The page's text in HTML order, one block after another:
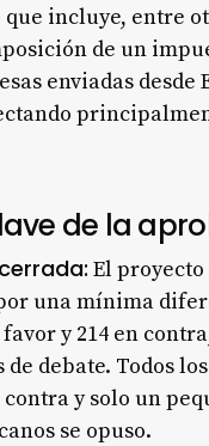
incluye, entre
de un
enviadas desde
de la
El
una mínima
favor y 214 en
de debate. Todos
y solo un
se opuso.